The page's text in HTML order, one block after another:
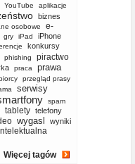
YouTube aplikacje
biznes
osobowe
e-
gry iPad iPhone
konkursy
phishing piractwo
praca
prawa
przegląd prasy
serwisy
spam
tablety telefony
wygasl
wyniki
Więcej tagów